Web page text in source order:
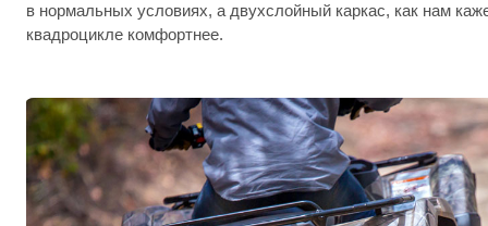
в нормальных условиях, а двухслойный каркас, как нам
квадроцикле комфортнее.